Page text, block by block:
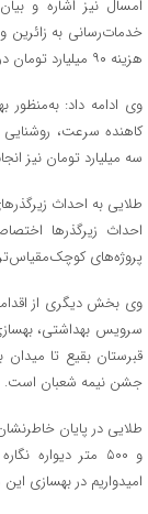
امسال نیز اشاره و
هزینه ۹۰ میلیارد تومان در حال انجام است.
وی ادامه داد: به‌منظور
سه میلیارد تومان نیز
پروژه‌های
سرویس بهداشتی،
قبرستان بقیع تا میدان
جشن نیمه شعبان است.
و ۵۰۰ متر
امیدواریم در بهسازی